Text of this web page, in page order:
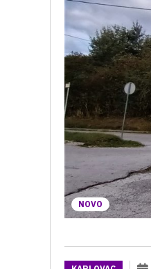
NOVO